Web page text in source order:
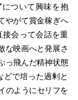
について興味を抱
やがて賞金稼ぎへ
接会って会話を重
な映画へと発展さ
っ飛んだ精神状態
どで培った過剰と
のようにセリフを